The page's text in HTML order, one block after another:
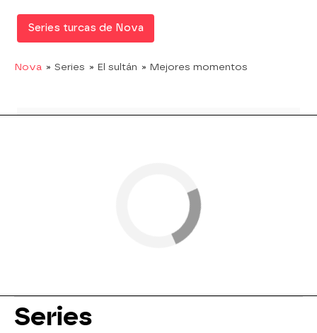
Series turcas de Nova
Nova » Series » El sultán » Mejores momentos
Series